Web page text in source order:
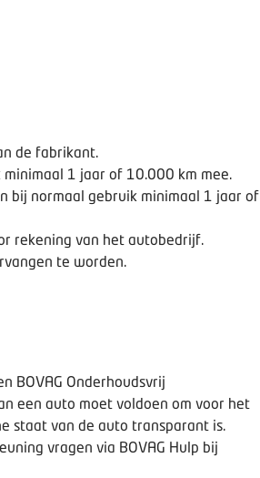
de fabrikant.
1 jaar of 10.000 km mee.
bij normaal gebruik minimaal 1 jaar of
rekening van het autobedrijf.
te worden.
BOVAG Onderhoudsvrij
een auto moet voldoen om voor het
staat van de auto transparant is.
vragen via BOVAG Hulp bij